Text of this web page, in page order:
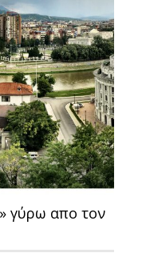
γύρω απο τον